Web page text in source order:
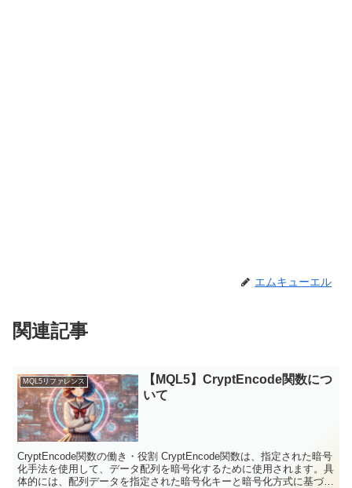
エムキューエル
関連記事
MQL5リファレンス
【MQL5】CryptEncode関数につ
いて
CryptEncode関数の働き・役割 CryptEncode関数は、指定された暗号
化手法を使用して、データ配列を暗号化するために使用されます。具
体的には、配列データを指定された暗号化キーと暗号化方式に基づい